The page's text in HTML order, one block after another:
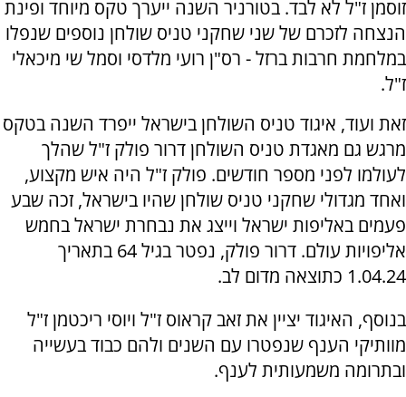
זוסמן ז"ל לא לבד. בטורניר השנה ייערך טקס מיוחד ופינת
הנצחה לזכרם של שני שחקני טניס שולחן נוספים שנפלו
במלחמת חרבות ברזל - רס"ן רועי מלדסי וסמל שי מיכאלי
ז"ל.
זאת ועוד, איגוד טניס השולחן בישראל ייפרד השנה בטקס
מרגש גם מאגדת טניס השולחן דרור פולק ז"ל שהלך
לעולמו לפני מספר חודשים. פולק ז"ל היה איש מקצוע,
ואחד מגדולי שחקני טניס שולחן שהיו בישראל, זכה שבע
פעמים באליפות ישראל וייצג את נבחרת ישראל בחמש
אליפויות עולם. דרור פולק, נפטר בגיל 64 בתאריך
1.04.24 כתוצאה מדום לב.
בנוסף, האיגוד יציין את זאב קראוס ז"ל ויוסי ריכטמן ז"ל
מוותיקי הענף שנפטרו עם השנים ולהם כבוד בעשייה
ובתרומה משמעותית לענף.